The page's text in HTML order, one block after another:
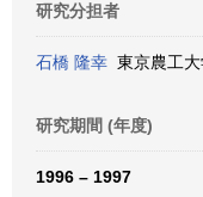
研究分担者
石橋 隆幸 東京農工
研究期間 (年度)
1996 – 1997